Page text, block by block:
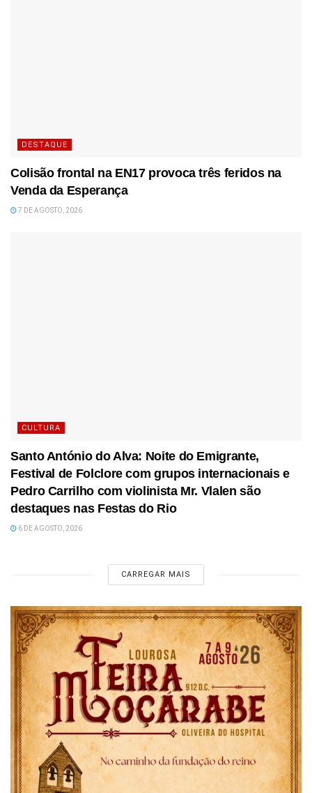
DESTAQUE
Colisão frontal na EN17 provoca três feridos na
Venda da Esperança
7 DE AGOSTO, 2026
CULTURA
Santo António do Alva: Noite do Emigrante,
Festival de Folclore com grupos internacionais e
Pedro Carrilho com violinista Mr. Vlalen são
destaques nas Festas do Rio
6 DE AGOSTO, 2026
CARREGAR MAIS